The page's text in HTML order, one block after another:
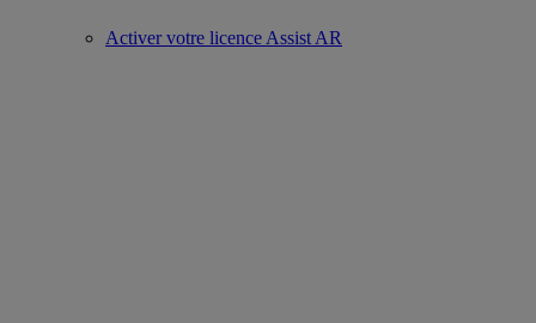
Activer votre licence Assist AR